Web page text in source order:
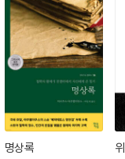
상소문
제목
우리나라와 중국의 문
조예가 깊지 않은 분들
가 될 것이라고 기대한
명상록